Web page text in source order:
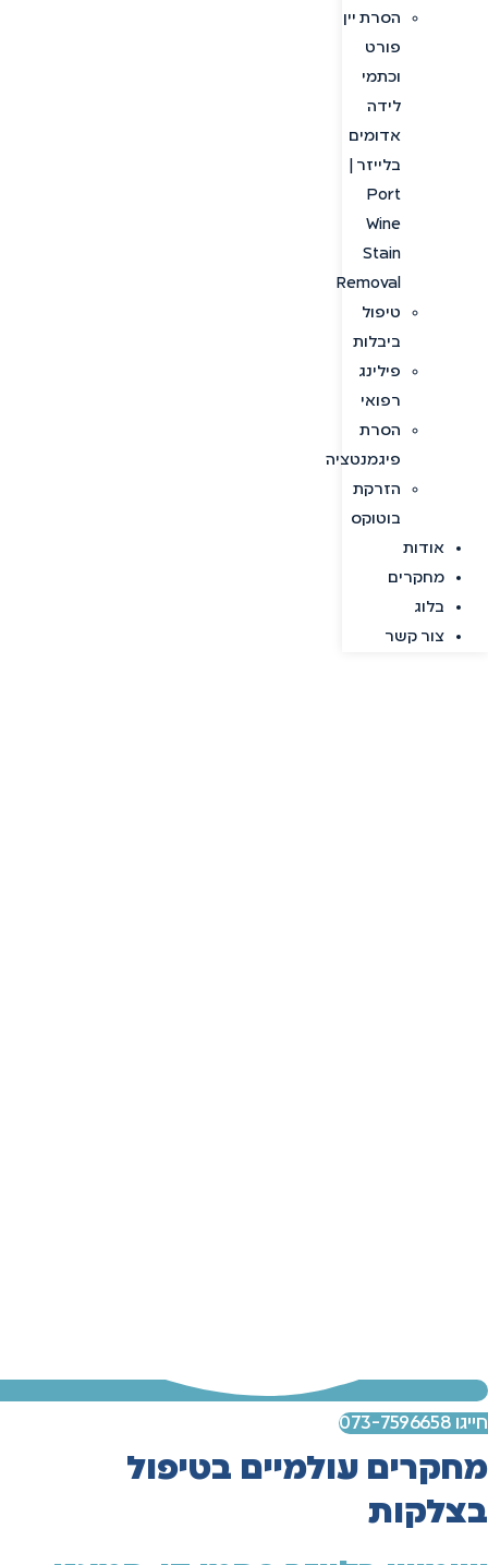
הסרת יין
פורט
וכתמי
לידה
אדומים
בלייזר |
Port
Wine
Stain
Removal
טיפול
ביבלות
פילינג
רפואי
הסרת
פיגמנטציה
הזרקת
בוטוקס
אודות
מחקרים
בלוג
צור קשר
חייגו 073-7596658
מחקרים עולמיים בטיפול
בצלקות